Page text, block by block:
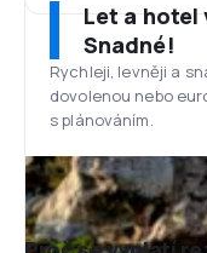
Let a hotel
Snadné!
Rychleji, levněji a
dovolenou nebo
s plánováním.